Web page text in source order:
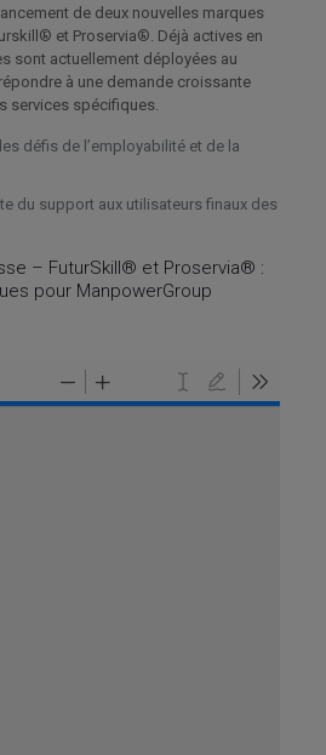
de deux nouvelles marques
et Proservia®. Déjà actives en
sont actuellement déployées au
à une demande croissante
services spécifiques.
défis de l’employabilité et de la
du support aux utilisateurs finaux des
– FuturSkill® et Proservia® :
pour ManpowerGroup